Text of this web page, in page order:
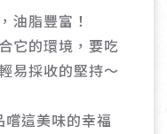
油脂豐富！
它的環境，要吃
易採收的堅持～
這美味的幸福